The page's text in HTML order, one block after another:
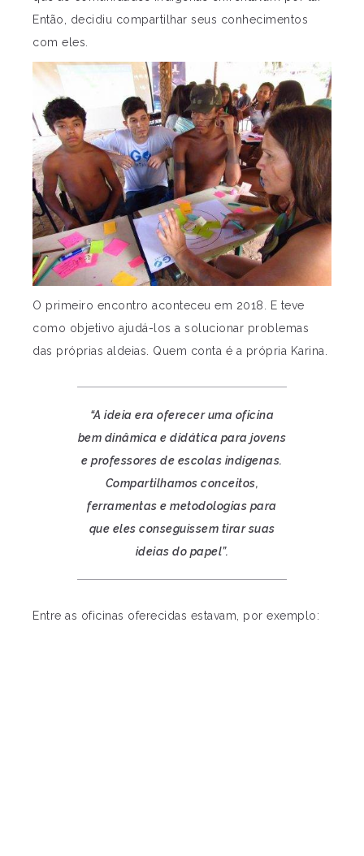
Então, decidiu compartilhar seus conhecimentos
com eles.
O primeiro encontro aconteceu em 2018. E teve
como objetivo ajudá-los a solucionar problemas
das próprias aldeias. Quem conta é a própria Karina.
“A ideia era oferecer uma oficina
bem dinâmica e didática para jovens
e professores de escolas indígenas.
Compartilhamos conceitos,
ferramentas e metodologias para
que eles conseguissem tirar suas
ideias do papel”.
Entre as oficinas oferecidas estavam, por exemplo: